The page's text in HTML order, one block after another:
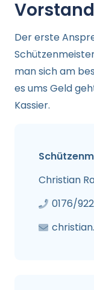
Der erste
man sich am
es ums Geld
Kassier.
Christian
0176/